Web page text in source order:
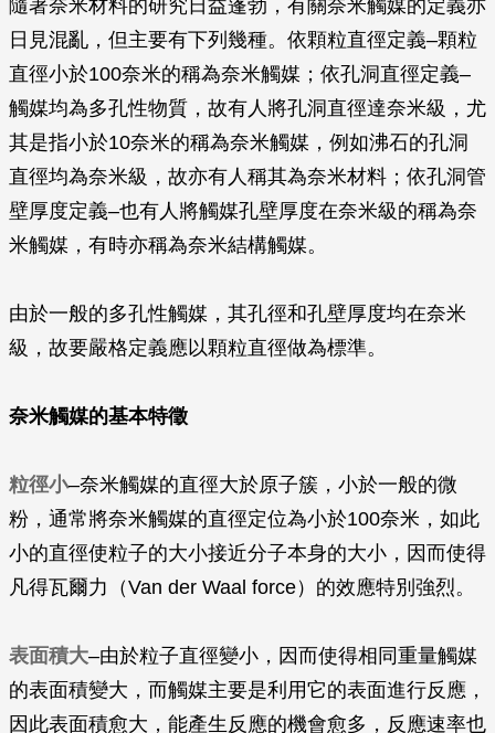
隨著奈米材料的研究日益蓬勃，有關奈米觸媒的定義亦
日見混亂，但主要有下列幾種。依顆粒直徑定義–顆粒
直徑小於100奈米的稱為奈米觸媒；依孔洞直徑定義–
觸媒均為多孔性物質，故有人將孔洞直徑達奈米級，尤
其是指小於10奈米的稱為奈米觸媒，例如沸石的孔洞
直徑均為奈米級，故亦有人稱其為奈米材料；依孔洞管
壁厚度定義–也有人將觸媒孔壁厚度在奈米級的稱為奈
米觸媒，有時亦稱為奈米結構觸媒。
由於一般的多孔性觸媒，其孔徑和孔壁厚度均在奈米
級，故要嚴格定義應以顆粒直徑做為標準。
奈米觸媒的基本特徵
粒徑小–奈米觸媒的直徑大於原子簇，小於一般的微
粉，通常將奈米觸媒的直徑定位為小於100奈米，如此
小的直徑使粒子的大小接近分子本身的大小，因而使得
凡得瓦爾力（Van der Waal force）的效應特別強烈。
表面積大–由於粒子直徑變小，因而使得相同重量觸媒
的表面積變大，而觸媒主要是利用它的表面進行反應，
因此表面積愈大，能產生反應的機會愈多，反應速率也